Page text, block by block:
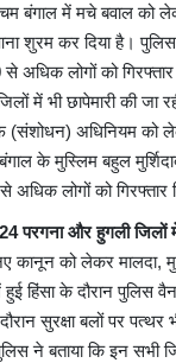
बंगाल में मचे बवाल को
शुरम कर दिया है। पुलिस
अधिक लोगों को गिरफ्तार
में भी छापेमारी की जा
(संशोधन) अधिनियम को
के मुस्लिम बहुल
लोगों को गिरफ्तार
24 परगना और हुगली जिलों
को लेकर मालदा,
हिंसा के दौरान पुलिस
सुरक्षा बलों पर
ने बताया कि इन सभी